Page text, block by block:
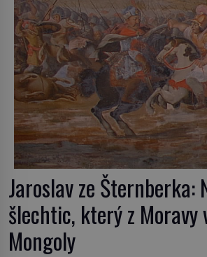
Jaroslav ze Šternberka:
šlechtic, který z Moravy
Mongoly